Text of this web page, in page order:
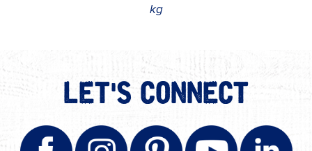
kg
LET'S CONNECT